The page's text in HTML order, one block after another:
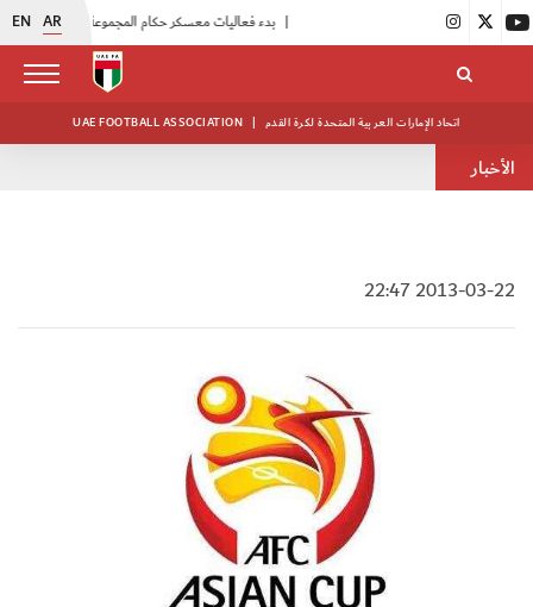
EN AR
انطلاق منافسات بطولة النخبة لحرس الرئاسة | بدء فعاليات معسكر حكام المجموعة الثانية
UAE FOOTBALL ASSOCIATION | اتحاد الإمارات العربية المتحدة لكرة القدم
الأخبار
2013-03-22 22:47